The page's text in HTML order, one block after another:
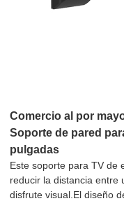
Comercio al por
Soporte de pared
pulgadas
Este soporte para TV de
reducir la distancia entre
disfrute visual.El diseño